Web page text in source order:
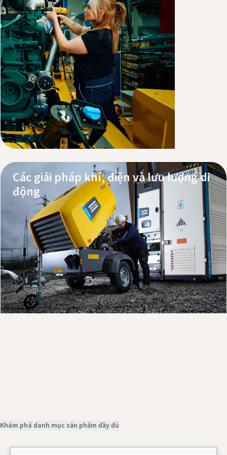
Khám phá các sản phẩm
Dịch vụ và hỗ trợ
Các giải pháp khí, điện và lưu lượng di
động
Khám phá các sản phẩm của chúng tôi
Khám phá danh mục sản phẩm đầy đủ